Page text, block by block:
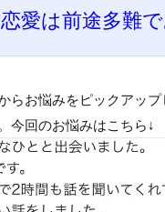
愛は前途多難
らお悩みをピックアップ
今回のお悩みはこちら↓